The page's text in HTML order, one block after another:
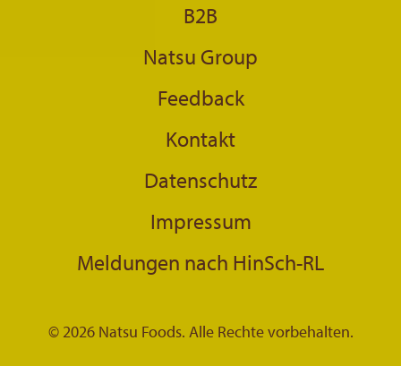
B2B
Natsu Group
Feedback
Kontakt
Datenschutz
Impressum
Meldungen nach HinSch-RL
© 2026 Natsu Foods. Alle Rechte vorbehalten.